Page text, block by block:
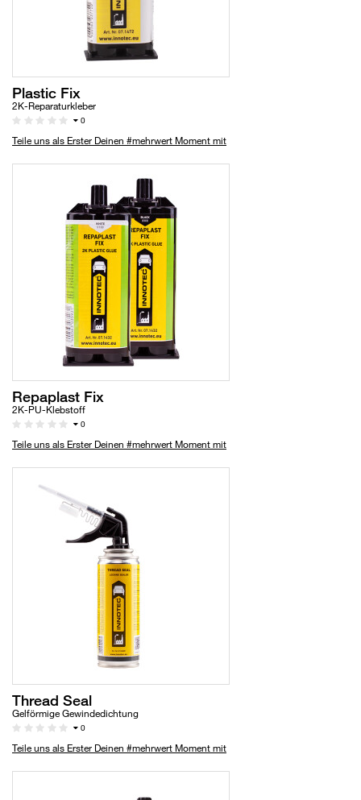
Plastic Fix
2K-Reparaturkleber
0
Teile uns als Erster Deinen #mehrwert Moment mit
Repaplast Fix
2K-PU-Klebstoff
0
Teile uns als Erster Deinen #mehrwert Moment mit
Thread Seal
Gelförmige Gewindedichtung
0
Teile uns als Erster Deinen #mehrwert Moment mit